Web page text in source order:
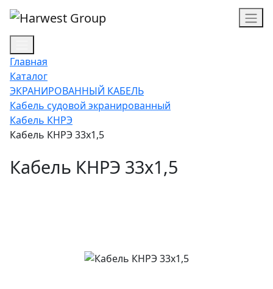
Главная
Каталог
ЭКРАНИРОВАННЫЙ КАБЕЛЬ
Кабель судовой экранированный
Кабель КНРЭ
Кабель КНРЭ 33х1,5
Кабель КНРЭ 33х1,5